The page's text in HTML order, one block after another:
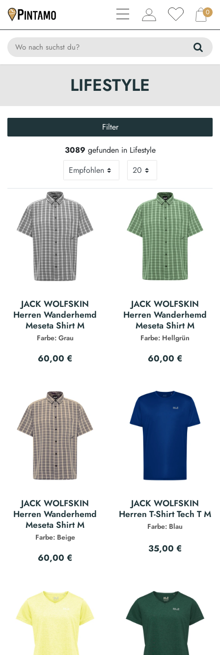
0
LIFESTYLE
Filter
3089 gefunden in Lifestyle
JACK WOLFSKIN
Herren Wanderhemd
Meseta Shirt M
Farbe: Grau
60,00 €
JACK WOLFSKIN
Herren Wanderhemd
Meseta Shirt M
Farbe: Hellgrün
60,00 €
JACK WOLFSKIN
Herren Wanderhemd
Meseta Shirt M
Farbe: Beige
60,00 €
JACK WOLFSKIN
Herren T-Shirt Tech T M
Farbe: Blau
35,00 €